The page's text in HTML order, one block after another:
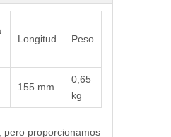
Longitud Peso
155 mm
0,65
kg
pero proporcionamos